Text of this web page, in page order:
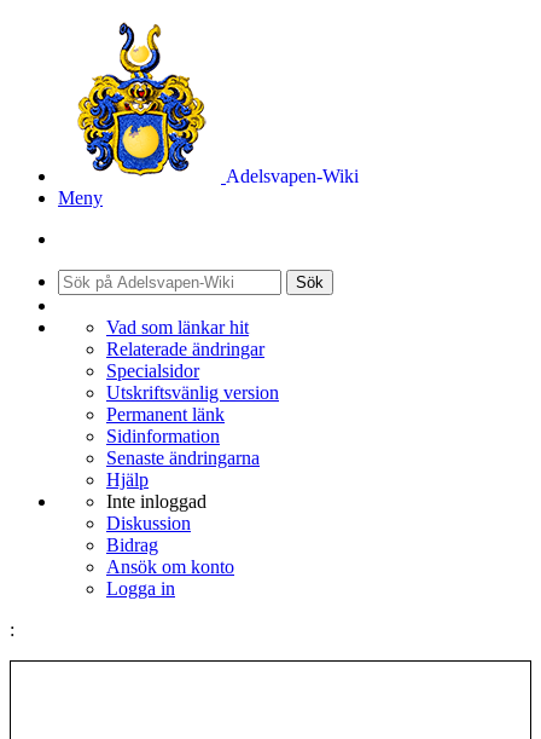
Adelsvapen-Wiki
Meny
Sök
Vad som länkar hit
Relaterade ändringar
Specialsidor
Utskriftsvänlig version
Permanent länk
Sidinformation
Senaste ändringarna
Hjälp
Inte inloggad
Diskussion
Bidrag
Ansök om konto
Logga in
: